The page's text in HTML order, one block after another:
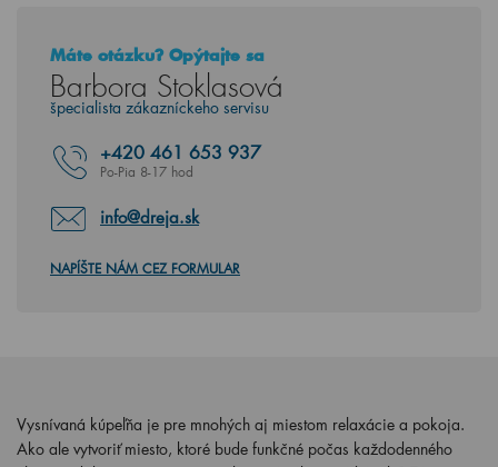
Máte otázku? Opýtajte sa
Barbora Stoklasová
špecialista zákazníckeho servisu
+420 461 653 937
Po-Pia 8-17 hod
info@dreja.sk
NAPÍŠTE NÁM CEZ FORMULAR
Vysnívaná kúpeľňa je pre mnohých aj miestom relaxácie a pokoja.
Ako ale vytvoriť miesto, ktoré bude funkčné počas každodenného